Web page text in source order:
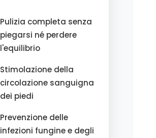
Pulizia completa senza
piegarsi né perdere
l'equilibrio
Stimolazione della
circolazione sanguigna
dei piedi
Prevenzione delle
infezioni fungine e degli